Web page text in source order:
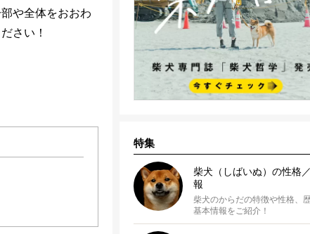
や全体をおおわ
さい！
特集
柴犬（しばいぬ）の性格
報
柴犬のからだの特徴や性格、
基本情報をご紹介！